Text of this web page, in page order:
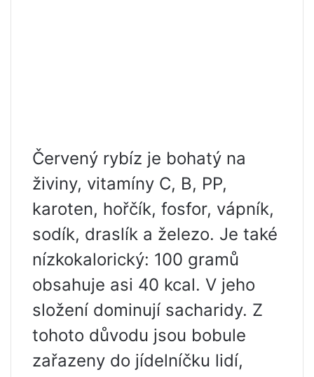
Červený rybíz je bohatý na
živiny, vitamíny C, B, PP,
karoten, hořčík, fosfor, vápník,
sodík, draslík a železo. Je také
nízkokalorický: 100 gramů
obsahuje asi 40 kcal. V jeho
složení dominují sacharidy. Z
tohoto důvodu jsou bobule
zařazeny do jídelníčku lidí,